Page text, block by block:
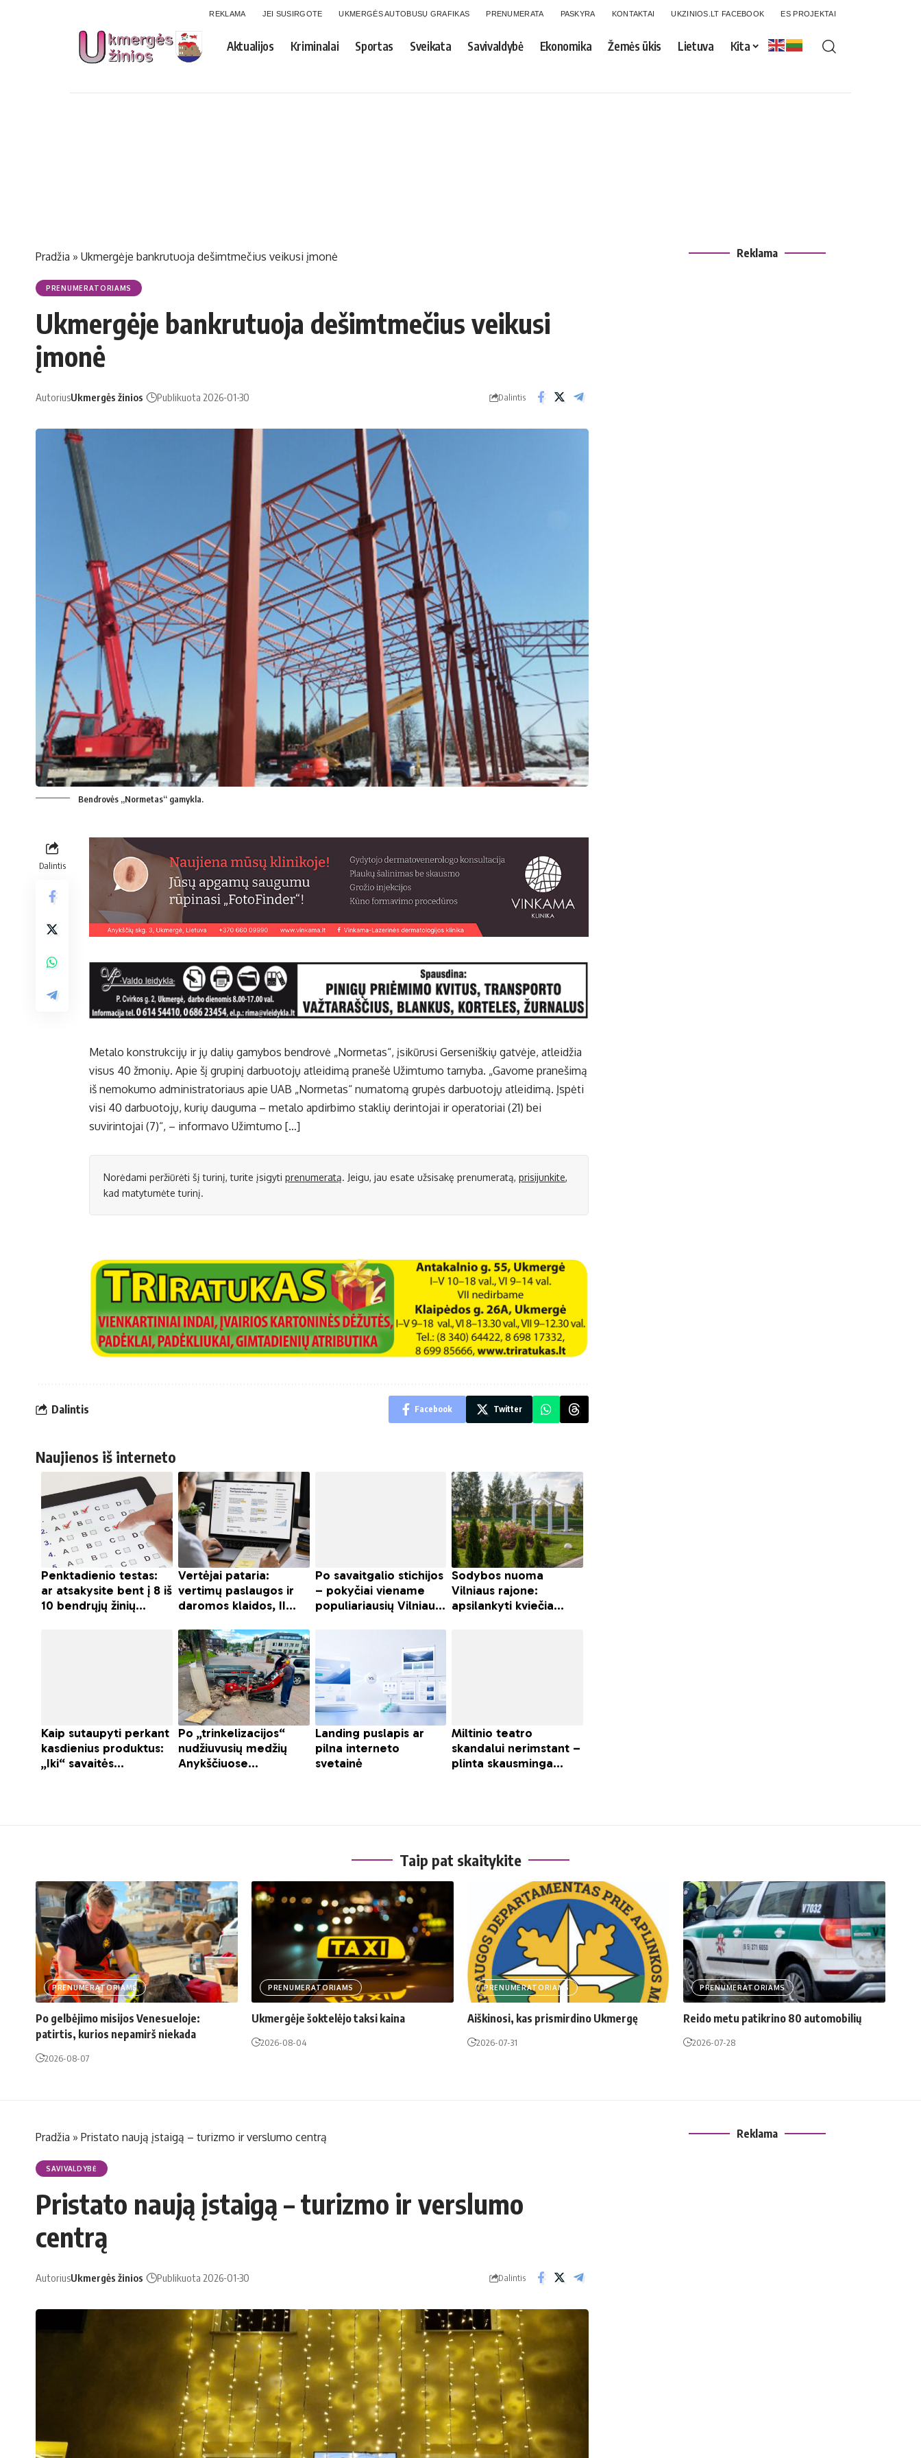
REKLAMA JEI SUSIRGOTE UKMERGĖS AUTOBUSŲ GRAFIKAS PRENUMERATA PASKYRA KONTAKTAI UKZINIOS.LT FACEBOOK ES PROJEKTAI
Aktualijos Kriminalai Sportas Sveikata Savivaldybė Ekonomika Žemės ūkis Lietuva Kita
Pradžia » Ukmergėje bankrutuoja dešimtmečius veikusi įmonė
PRENUMERATORIAMS
Ukmergėje bankrutuoja dešimtmečius veikusi
įmonė
AutoriusUkmergės žinios Publikuota 2026-01-30 Dalintis
Bendrovės „Normetas“ gamykla.
Dalintis
Metalo konstrukcijų ir jų dalių gamybos bendrovė „Normetas“, įsikūrusi Gerseniškių gatvėje, atleidžia
visus 40 žmonių. Apie šį grupinį darbuotojų atleidimą pranešė Užimtumo tarnyba. „Gavome pranešimą
iš nemokumo administratoriaus apie UAB „Normetas“ numatomą grupės darbuotojų atleidimą. Įspėti
visi 40 darbuotojų, kurių dauguma – metalo apdirbimo staklių derintojai ir operatoriai (21) bei
suvirintojai (7)“, – informavo Užimtumo […]
Norėdami peržiūrėti šį turinį, turite įsigyti prenumeratą. Jeigu, jau esate užsisakę prenumeratą, prisijunkite,
kad matytumėte turinį.
Dalintis Facebook Twitter
Naujienos iš interneto
Reklama
Taip pat skaitykite
PRENUMERATORIAMS
Po gelbėjimo misijos Venesueloje:
patirtis, kurios nepamirš niekada
2026-08-07
PRENUMERATORIAMS
Ukmergėje šoktelėjo taksi kaina
2026-08-04
PRENUMERATORIAMS
Aiškinosi, kas prismirdino Ukmergę
2026-07-31
PRENUMERATORIAMS
Reido metu patikrino 80 automobilių
2026-07-28
Pradžia » Pristato naują įstaigą – turizmo ir verslumo centrą
SAVIVALDYBĖ
Pristato naują įstaigą – turizmo ir verslumo
centrą
AutoriusUkmergės žinios Publikuota 2026-01-30 Dalintis
Reklama